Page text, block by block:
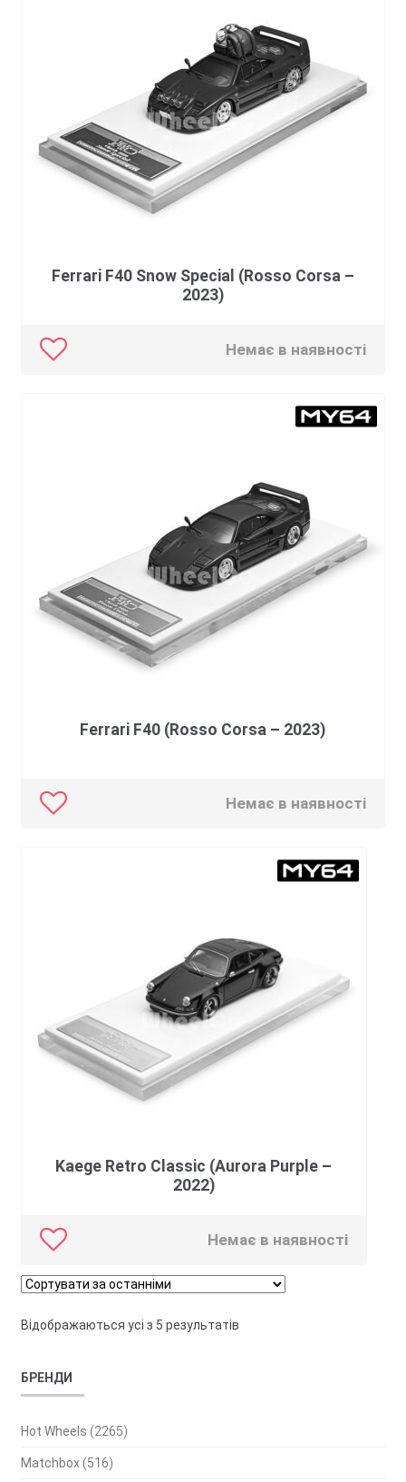
Ferrari F40 Snow Special (Rosso Corsa –
2023)
Немає в наявності
Ferrari F40 (Rosso Corsa – 2023)
Немає в наявності
Kaege Retro Classic (Aurora Purple –
2022)
Немає в наявності
Відображаються усі з 5 результатівСортовано
БРЕНДИ
Hot Wheels (2265)
Matchbox (516)